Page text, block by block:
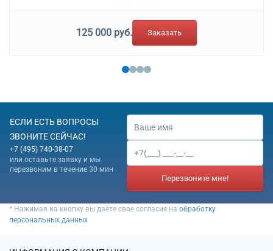
125 000 руб. Заказать
ЕСЛИ ЕСТЬ ВОПРОСЫ
ЗВОНИТЕ СЕЙЧАС!
+7 (495) 740-38-07
или оставьте заявку и мы
перезвоним в течение 30 мин
Перезвоните мне!
* Нажимая на кнопку вы даёте свое согласие на обработку
персональных данных